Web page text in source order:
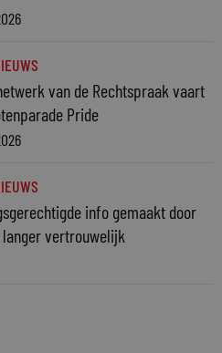
van de Rechtspraak vaart
Pride
info gemaakt door
langer vertrouwelijk